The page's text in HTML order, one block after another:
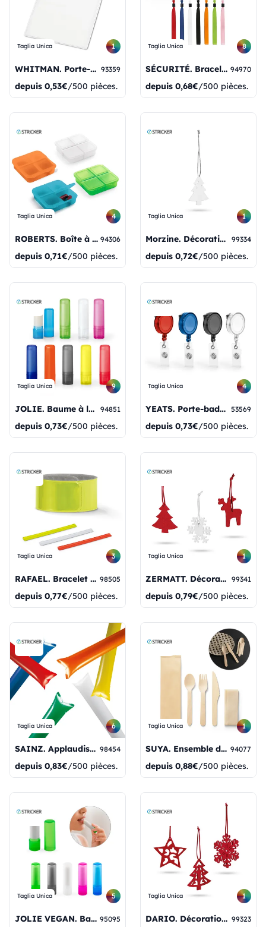
Taglia Unica 1
WHITMAN. Porte-badge vertical en PVC 93359
depuis 0,53€/500 pièces.
Taglia Unica 8
SÉCURITÉ. Bracelet antivol en satin 94970
depuis 0,68€/500 pièces.
Taglia Unica 4
ROBERTS. Boîte à comprimés avec 4 séparateurs 94306
depuis 0,71€/500 pièces.
Taglia Unica 1
Morzine. Décorations de Noël. 99334
depuis 0,72€/500 pièces.
Taglia Unica 9
JOLIE. Baume à lèvres en stick, disponible en PS et PP. 94851
depuis 0,73€/500 pièces.
Taglia Unica 4
YEATS. Porte-badge extensible 53569
depuis 0,73€/500 pièces.
Taglia Unica 3
RAFAEL. Bracelet fluorescent 98505
depuis 0,77€/500 pièces.
Taglia Unica 1
ZERMATT. Décorations de Noël 99341
depuis 0,79€/500 pièces.
Taglia Unica 6
SAINZ. Applaudissements (PE) 98454
depuis 0,83€/500 pièces.
Taglia Unica 1
SUYA. Ensemble de couverts en bois 94077
depuis 0,88€/500 pièces.
Taglia Unica 5
JOLIE VEGAN. Baume à lèvres végan fabriqué à partir d'ABS recyclé (rABS) et de PP, aromatisé à la vanille. 95095
Taglia Unica 1
DARIO. Décorations de Noël 99323